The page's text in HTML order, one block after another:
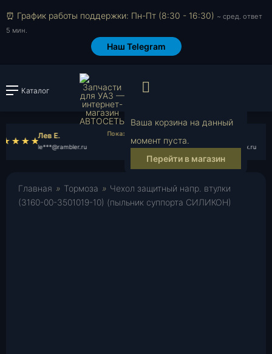
⏰ График работы поддержки: Пн-Пт (8:30 - 16:30) ~ сред. ответ
5 мин.
Наш Telegram
Каталог Войти или
Ваша корзина на данный
момент пуста.
Перейти в магазин
Лев Е.
le***@rambler.ru lu***@yandex.ru
Главная » Тормоза » Чехол защитный напр. втулки
(3160-00-3501019-10) (пыльник суппорта СИЛИКОН)